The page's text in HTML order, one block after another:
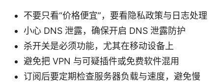
不要只看“价格便宜”，要看隐私政策与日志处理
小心 DNS 泄露，确保开启 DNS 泄露防护
杀开关是必须功能，尤其在移动设备上
避免把 VPN 与可疑插件或免费软件混用
订阅后要定期检查服务器负载与速度，避免慢